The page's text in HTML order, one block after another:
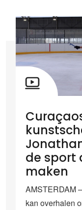
de sport
maken
AMSTERDAM
kan overhalen